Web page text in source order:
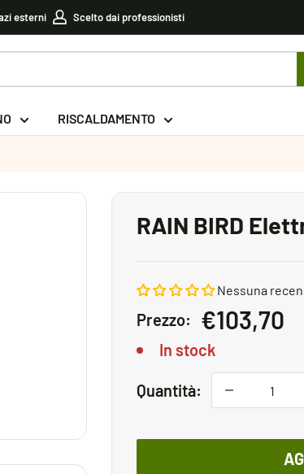
esterni Scelto dai professionisti
RISCALDAMENTO
RAIN BIRD
Nessuna
Prezzo:
Prezzo
scontato
€103,70
In stock
Quantità: